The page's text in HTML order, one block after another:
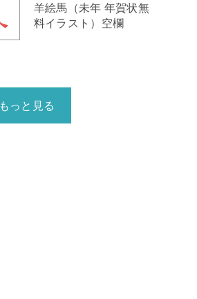
羊絵馬（未年 年賀状無
料イラスト）空欄
もっと見る